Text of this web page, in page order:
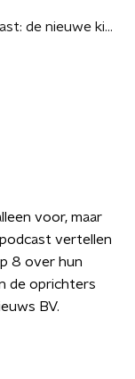
De Waanzinnige podcast: de nieuwe kinderboeken podcast voor en door kinderen!
voor, maar
vertellen
8 over hun
de oprichters
BV.